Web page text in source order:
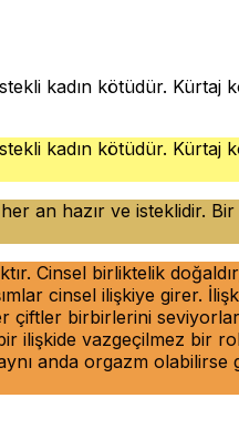
kadın kötüdür.
kadın kötüdür.
an hazır ve isteklidir.
Cinsel birliktelik
cinsel ilişkiye girer.
çiftler birbirlerini
ilişkide vazgeçilmez bir
anda orgazm